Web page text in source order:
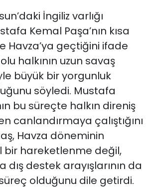
İngiliz varlığı
Kemal Paşa’nın kısa
Havza’ya geçtiğini ifade
halkının uzun savaş
büyük bir yorgunluk
söyledi. Mustafa
bu süreçte halkın direniş
canlandırmaya çalıştığını
Havza döneminin
bir hareketlenme değil,
dış destek arayışlarının da
olduğunu dile getirdi.